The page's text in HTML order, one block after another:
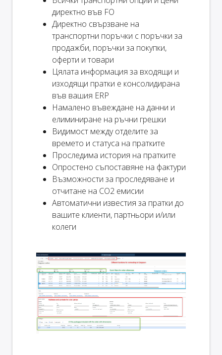
директно във FO
Директно свързване на
транспортни поръчки с поръчки за
продажби, поръчки за покупки,
оферти и товари
Цялата информация за входящи и
изходящи пратки е консолидирана
във вашия ERP
Намалено въвеждане на данни и
елиминиране на ръчни грешки
Видимост между отделите за
времето и статуса на пратките
Проследима история на пратките
Опростено съпоставяне на фактури
Възможности за проследяване и
отчитане на CO2 емисии
Автоматични известия за пратки до
вашите клиенти, партньори и/или
колеги